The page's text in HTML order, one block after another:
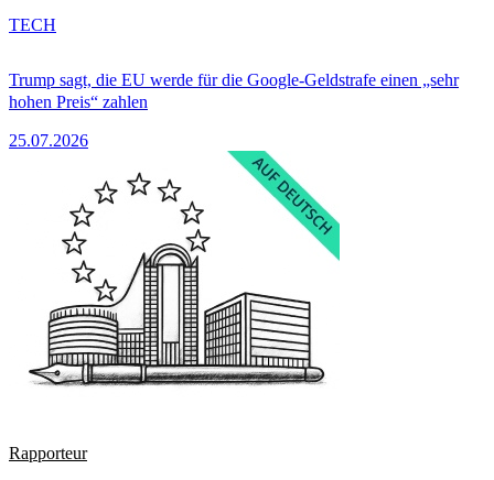
Trump sagt, die EU werde für die Google-Geldstrafe einen „sehr
hohen Preis“ zahlen
25.07.2026
TECH
Rapporteur